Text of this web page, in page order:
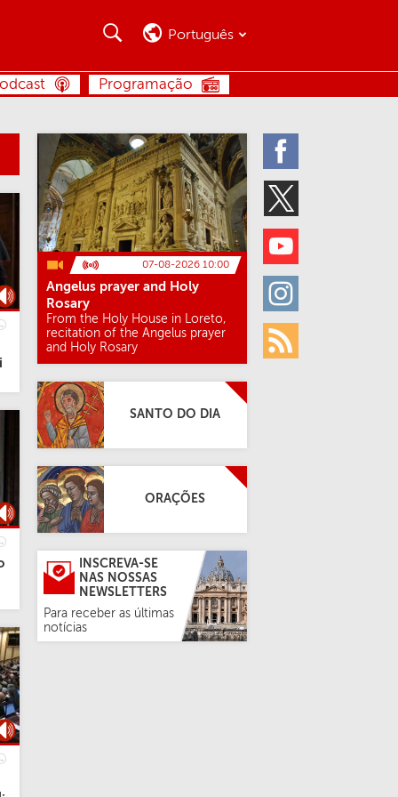
Twitter
Youtube
Instagram
Rss
BUSCA Português
Programação
07-08-2026 10:00
Angelus prayer and Holy
Rosary
From the Holy House in Loreto,
recitation of the Angelus prayer
and Holy Rosary
SANTO DO DIA
ORAÇÕES
INSCREVA-SE
NAS NOSSAS
NEWSLETTERS
Para receber as últimas
notícias